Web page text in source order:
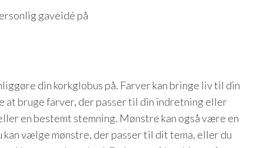
gaveidé på
din korkglobus på. Farver kan bringe liv til din
at bruge farver, der passer til din indretning eller
en bestemt stemning. Mønstre kan også være en
vælge mønstre, der passer til dit tema, eller du